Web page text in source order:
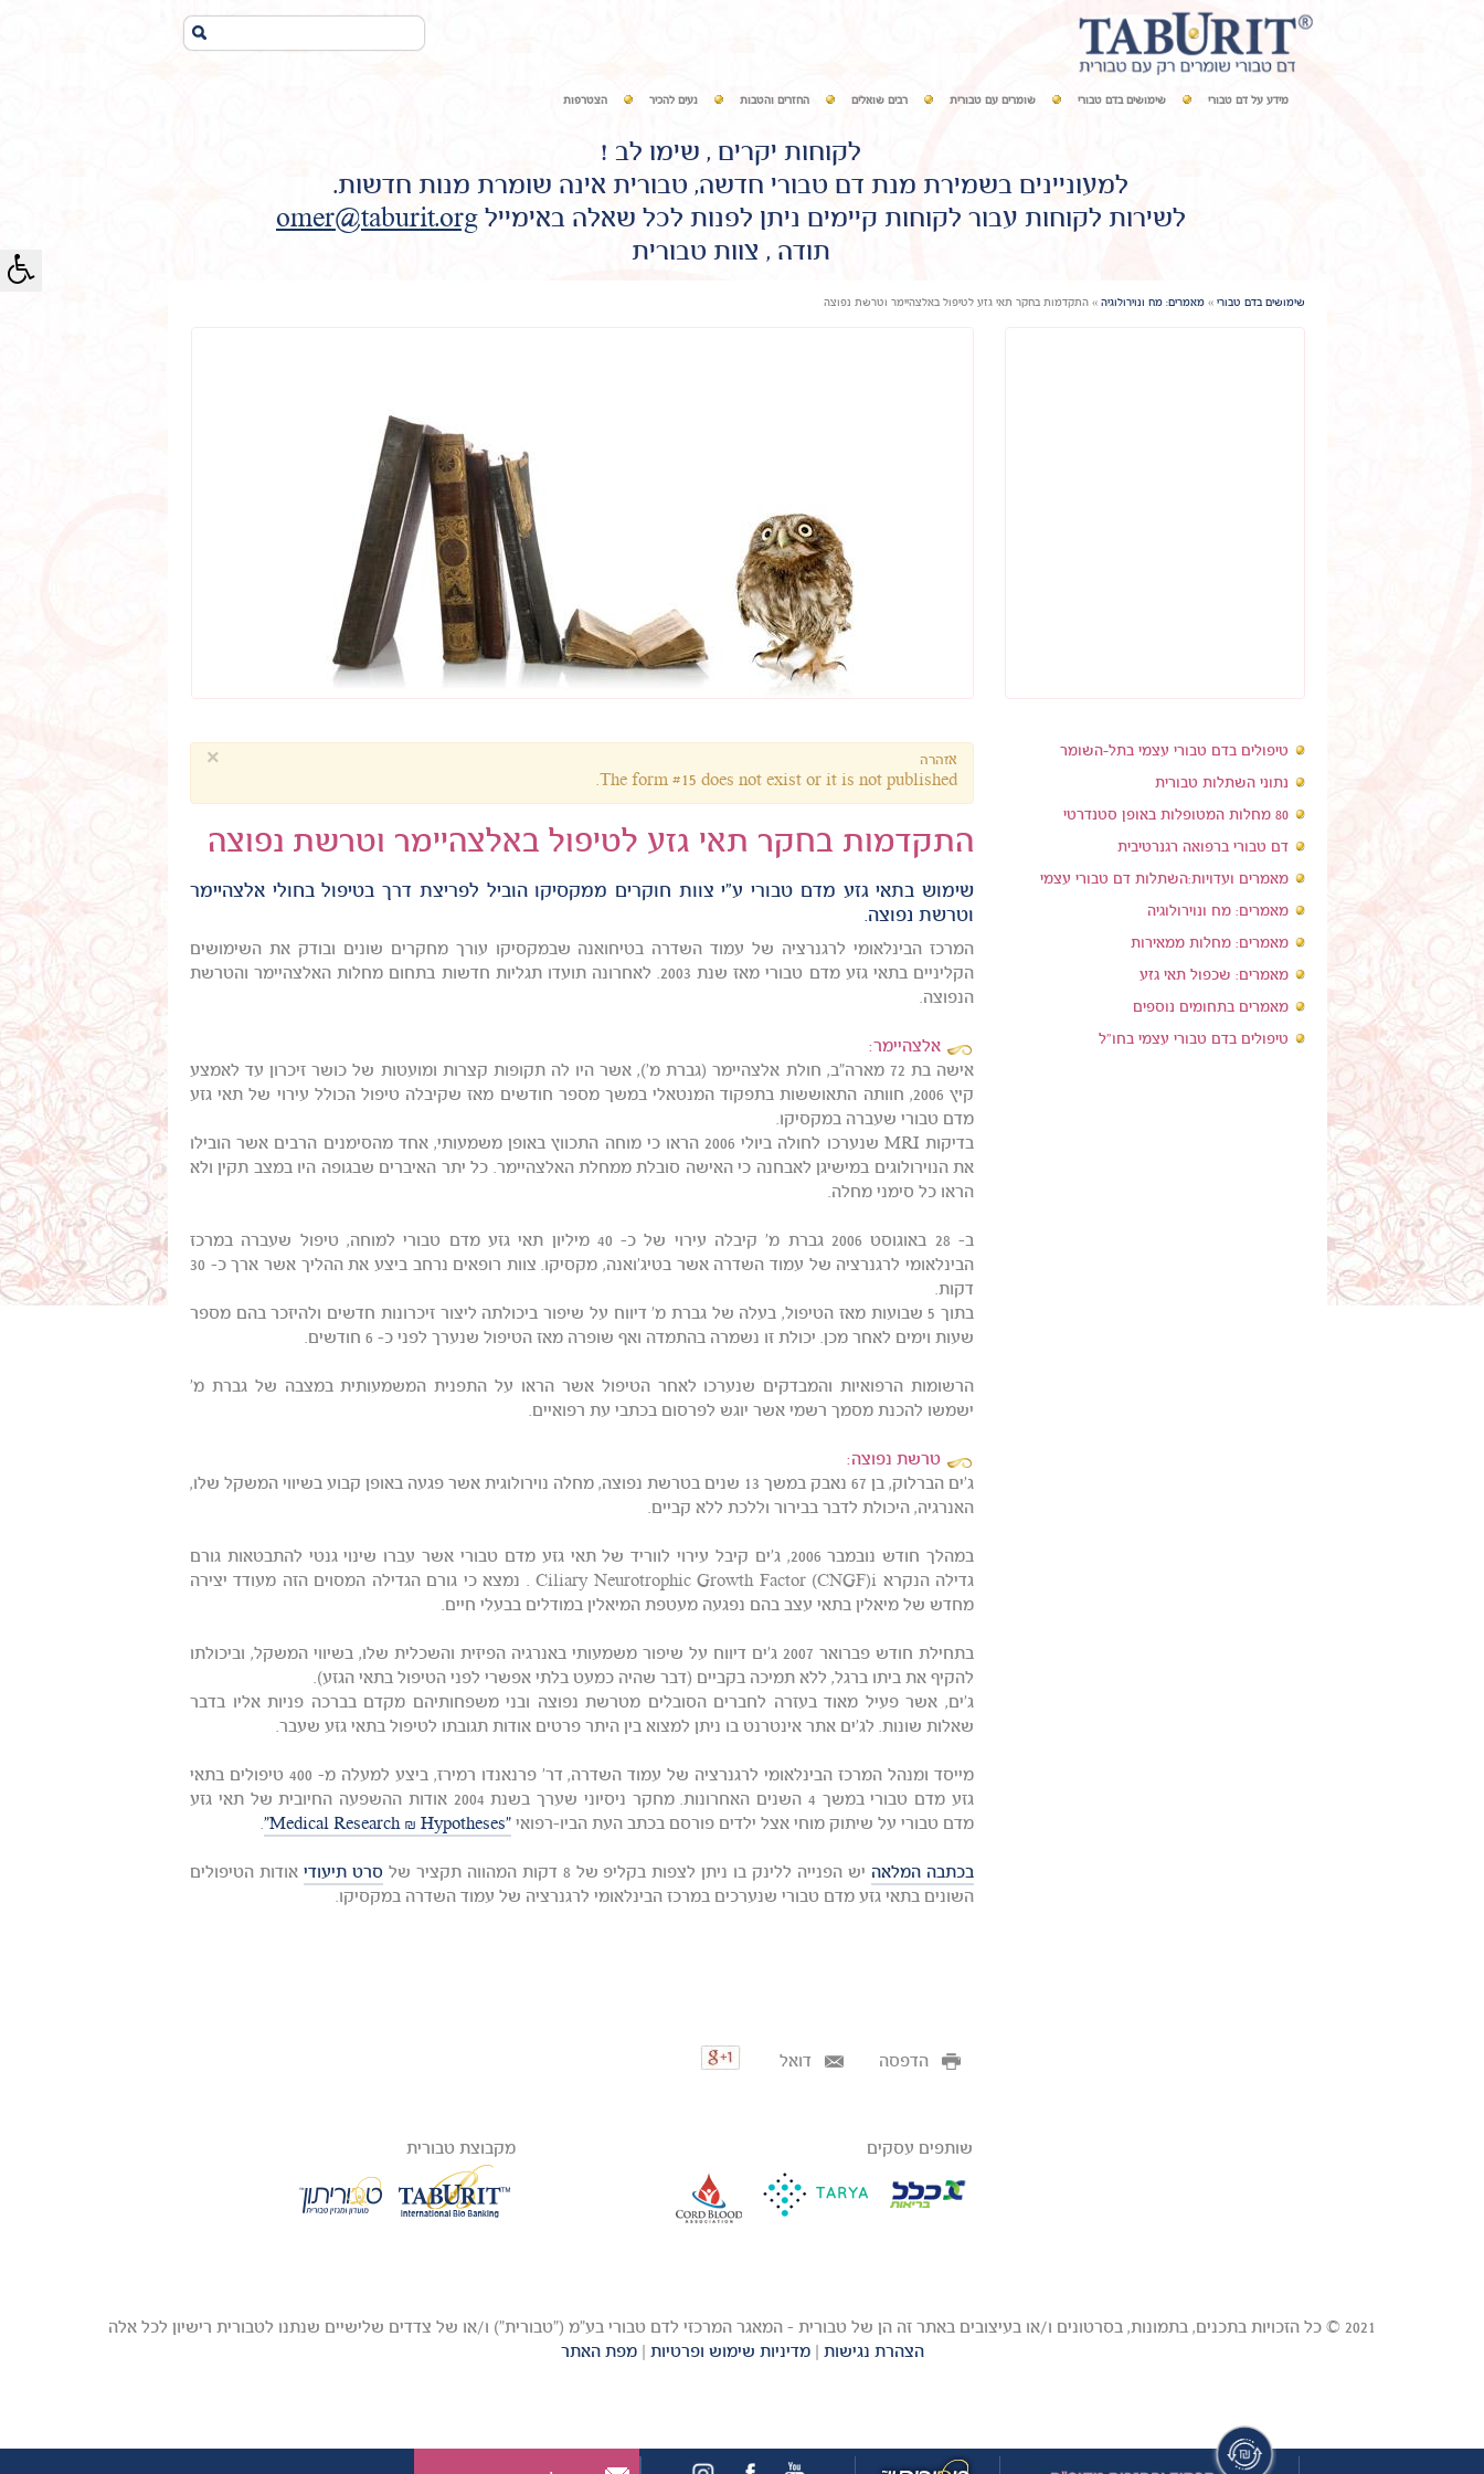
מידע על דם טבורי שימושים בדם טבורי שומרים עם טבורית רבים שואלים החזרים והטבות נעים להכיר הצטרפות
לקוחות יקרים , שימו לב !
למעוניינים בשמירת מנת דם טבורי חדשה, טבורית אינה שומרת מנות חדשות.
לשירות לקוחות עבור לקוחות קיימים ניתן לפנות לכל שאלה באימייל omer@taburit.org
תודה , צוות טבורית
שימושים בדם טבורי » מאמרים: מח ונוירולוגיה » התקדמות בחקר תאי גזע לטיפול באלצהיימר וטרשת נפוצה
טיפולים בדם טבורי עצמי בתל-השומר
נתוני השתלות טבורית
80 מחלות המטופלות באופן סטנדרטי
דם טבורי ברפואה רגנרטיבית
מאמרים ועדויות:השתלות דם טבורי עצמי
מאמרים: מח ונוירולוגיה
מאמרים: מחלות ממאירות
מאמרים: שכפול תאי גזע
מאמרים בתחומים נוספים
טיפולים בדם טבורי עצמי בחו"ל
× אזהרה
The form #15 does not exist or it is not published.
התקדמות בחקר תאי גזע לטיפול באלצהיימר וטרשת נפוצה
שימוש בתאי גזע מדם טבורי ע"י צוות חוקרים ממקסיקו הוביל לפריצת דרך בטיפול בחולי אלצהיימר
וטרשת נפוצה.
המרכז הבינלאומי לרגנרציה של עמוד השדרה בטיחואנה שבמקסיקו עורך מחקרים שונים ובודק את השימושים
הקליניים בתאי גזע מדם טבורי מאז שנת 2003. לאחרונה תועדו תגליות חדשות בתחום מחלות האלצהיימר והטרשת
הנפוצה.
אלצהיימר:
אישה בת 72 מארה"ב, חולת אלצהיימר (גברת מ'), אשר היו לה תקופות קצרות ומועטות של כושר זיכרון עד לאמצע
קיץ 2006, חוותה התאוששות בתפקוד המנטאלי במשך מספר חודשים מאז שקיבלה טיפול הכולל עירוי של תאי גזע
מדם טבורי שעברה במקסיקו.
בדיקות MRI שנערכו לחולה ביולי 2006 הראו כי מוחה התכווץ באופן משמעותי, אחד מהסימנים הרבים אשר הובילו
את הנוירולוגים במישיגן לאבחנה כי האישה סובלת ממחלת האלצהיימר. כל יתר האיברים שבגופה היו במצב תקין ולא
הראו כל סימני מחלה.
ב- 28 באוגוסט 2006 גברת מ' קיבלה עירוי של כ- 40 מיליון תאי גזע מדם טבורי למוחה, טיפול שעברה במרכז
הבינלאומי לרגנרציה של עמוד השדרה אשר בטיג'ואנה, מקסיקו. צוות רופאים נרחב ביצע את ההליך אשר ארך כ- 30
דקות.
בתוך 5 שבועות מאז הטיפול, בעלה של גברת מ' דיווח על שיפור ביכולתה ליצור זיכרונות חדשים ולהיזכר בהם מספר
שעות וימים לאחר מכן. יכולת זו נשמרה בהתמדה ואף שופרה מאז הטיפול שנערך לפני כ- 6 חודשים.
הרשומות הרפואיות והמבדקים שנערכו לאחר הטיפול אשר הראו על התפנית המשמעותית במצבה של גברת מ'
ישמשו להכנת מסמך רשמי אשר יוגש לפרסום בכתבי עת רפואיים.
טרשת נפוצה:
ג'ים הברלוק, בן 67 נאבק במשך 13 שנים בטרשת נפוצה, מחלה נוירולוגית אשר פגעה באופן קבוע בשיווי המשקל שלו,
האנרגיה, היכולת לדבר בבירור וללכת ללא קביים.
במהלך חודש נובמבר 2006, ג'ים קיבל עירוי לווריד של תאי גזע מדם טבורי אשר עברו שינוי גנטי להתבטאות גורם
גדילה הנקרא Ciliary Neurotrophic Growth Factor (CNGF)i . נמצא כי גורם הגדילה המסוים הזה מעודד יצירה
מחדש של מיאלין בתאי עצב בהם נפגעה מעטפת המיאלין במודלים בבעלי חיים.
בתחילת חודש פברואר 2007 ג'ים דיווח על שיפור משמעותי באנרגיה הפיזית והשכלית שלו, בשיווי המשקל, וביכולתו
להקיף את ביתו ברגל, ללא תמיכה בקביים (דבר שהיה כמעט בלתי אפשרי לפני הטיפול בתאי הגזע).
ג'ים, אשר פעיל מאוד בעזרה לחברים הסובלים מטרשת נפוצה ובני משפחותיהם מקדם בברכה פניות אליו בדבר
שאלות שונות. לג'ים אתר אינטרנט בו ניתן למצוא בין היתר פרטים אודות תגובתו לטיפול בתאי גזע שעבר.
מייסד ומנהל המרכז הבינלאומי לרגנרציה של עמוד השדרה, דר' פרנאנדו רמירז, ביצע למעלה מ- 400 טיפולים בתאי
גזע מדם טבורי במשך 4 השנים האחרונות. מחקר ניסיוני שערך בשנת 2004 אודות ההשפעה החיובית של תאי גזע
מדם טבורי על שיתוק מוחי אצל ילדים פורסם בכתב העת הביו-רפואי "Medical Research & Hypotheses"
.
בכתבה המלאה יש הפנייה ללינק בו ניתן לצפות בקליפ של 8 דקות המהווה תקציר של סרט תיעודי אודות הטיפולים
השונים בתאי גזע מדם טבורי שנערכים במרכז הבינלאומי לרגנרציה של עמוד השדרה במקסיקו.
הדפסה דואל
שותפים עסקים מקבוצת טבורית
2021 © כל הזכויות בתכנים, בתמונות, בסרטונים ו/או בעיצובים באתר זה הן של טבורית - המאגר המרכזי לדם טבורי בע"מ ("טבורית") ו/או של צדדים שלישיים שנתנו לטבורית רישיון לכל אלה
הצהרת נגישות |מדיניות שימוש ופרטיות |מפת האתר